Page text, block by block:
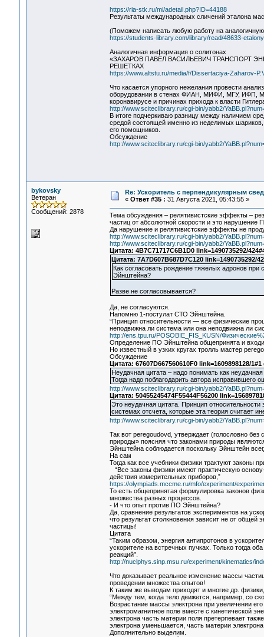
https://ria-stk.ru/mi/adetail.php?ID=44188
Результаты международных сличений эталона
(Поможем написать любую работу на
https://students-library.com/library/read/48633-
Аналогичная информация о солитонах
«ЗАХАРОВ ПАВЕЛ ВАСИЛЬЕВИЧ ТРАНСПОРТ
РЕШЕТКАХ
https://www.altstu.ru/media/f/Dissertaciya-Zaharov-
Что касается упорного нежелания провести
оборудовании в стенах ФИАН, МИФИ, МГУ, ИФП,
коронавирусе и причинах прихода к власти
http://www.sciteclibrary.ru/cgi-bin/yabb2/
В итоге подчеркиваю разницу между наличием
средой состоящей именно из неделимых шариков,
его помощников.
Обсуждение
http://www.sciteclibrary.ru/cgi-bin/yabb2/
bykovsky
Ветеран
Сообщений: 2878
Re: Ускоритель с перпендикулярным
« Ответ #35 : 31 Августа 2021, 05:43:55 »
Тема обсуждения – релятивистские эффекты –
частиц от абсолютной скорости и это нарушение
Да нарушение и релятивистские эффекты не
http://www.sciteclibrary.ru/cgi-bin/yabb2/
http://www.sciteclibrary.ru/cgi-bin/yabb2/
Цитата: 4B7C71717C6B1D0 link=1490735292/
Цитата: 7A7D607B687D7C120 link=1490735292/
Как согласовать рождение тяжелых адронов
Эйнштейна?
Разве не согласовывается?
Да, не согласуются.
Напомню 1-постулат СТО Эйнштейна.
“Принцип относительности — все физические
неподвижна ли система или она неподвижна ли
http://ens.tpu.ru/POSOBIE_FIS_KUSN/
Определение ПО Эйнштейна общепринята и
Но известный в узких кругах тролль мастер
Обсуждение
Цитата: 67607D667560610F0 link=1609898128/1#1
Неудачная цитата – надо понимать как неудачная
Тогда надо поблагодарить автора
http://www.sciteclibrary.ru/cgi-bin/yabb2/
Цитата: 50455245474F55444F56200
Это неудачная цитата. Принцип
системах отсчета, которые эта теория считает
http://www.sciteclibrary.ru/cgi-bin/yabb2/
Так вот peregoudovd, утверждает (голословно
природы» поясняя что законами природы
Эйнштейна соблюдается поскольку Эйнштейн
На сам
Тогда как все учебники физики трактуют законы
“Все законы физики имеют практическую
действия измерительных приборов,”
https://olympiads.mccme.ru/mfo/experiment/
То есть общепринятая формулировка законов
множества разных процессов.
- И что опыт против ПО Эйнштейна?
Да, сравнение результатов экспериментов на
что результат столкновения зависит не от общей
частицы!
Цитата
“Таким образом, энергия антипротонов в
ускорителе на встречных пучках. Только тогда
реакций”.
http://nuclphys.sinp.msu.ru/experiment/kinematics/
Что доказывает реальное изменение массы
проведении множества опытов!
К таким же выводам приходят и многие др.
“Между тем, когда тело движется, например, со
Возрастание массы электрона при увеличении
электромагнитное поле вместе с кинетической
электрона часть материи поля претерпевает
электрона уменьшается, часть материи
Дополнительно выделим.